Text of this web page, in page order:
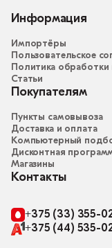
Информация
Импортёры
Пользовательское
Политика обработки
Статьи
Покупателям
Пункты самовывоза
Доставка и оплата
Компьютерный
Дисконтная
Магазины
Контакты
+375 (33) 355-
+375 (44) 535-